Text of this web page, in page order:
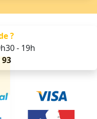
?
- 19h
93